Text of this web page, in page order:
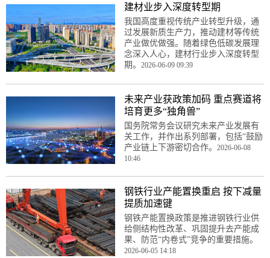
建材业步入深度转型期
我国高度重视传统产业转型升级，通
过发展新质生产力，推动建材等传统
产业做优做强。随着绿色低碳发展理
念深入人心，建材行业步入深度转型
期。 2026-06-09 09:39
未来产业获政策加码 重点赛道将
培育更多“独角兽”
国务院常务会议研究未来产业发展有
关工作，并作出系列部署，包括“鼓励
产业链上下游密切合作。 2026-06-08
10:46
钢铁行业产能置换重启 按下减量
提质加速键
钢铁产能置换政策是推进钢铁行业供
给侧结构性改革、巩固提升去产能成
果、防范“内卷式”竞争的重要措施。
2026-06-05 14:18